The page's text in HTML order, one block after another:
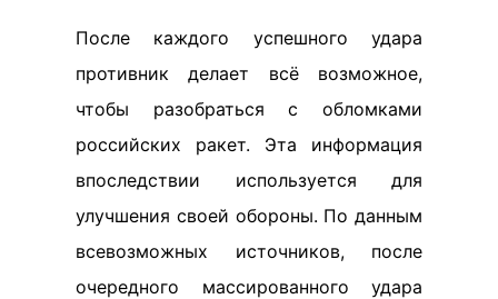
После каждого успешного удара
противник делает всё возможное,
чтобы разобраться с обломками
российских ракет. Эта информация
впоследствии используется для
улучшения своей обороны. По данным
всевозможных источников, после
очередного массированного удара